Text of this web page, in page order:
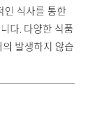
인 식사를 통한
다. 다양한 식품
발생하지 않습